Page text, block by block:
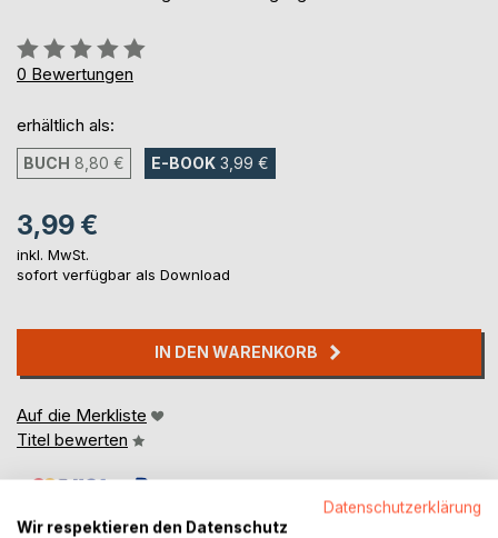
Bewertung::
0%
0 Bewertungen
erhältlich als:
BUCH 8,80 € E-BOOK 3,99 €
3,99 €
inkl. MwSt.
sofort verfügbar als Download
IN DEN WARENKORB
Auf die Merkliste
Titel bewerten
Datenschutzerklärung
Wir respektieren den Datenschutz